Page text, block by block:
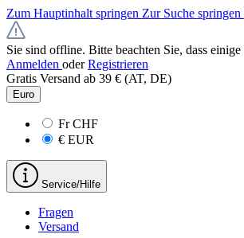
Zum Hauptinhalt springen Zur Suche springen
Sie sind offline. Bitte beachten Sie, dass
Anmelden oder Registrieren
Gratis Versand ab 39 € (AT, DE)
Euro
FrCHF
€ EUR
Service/Hilfe
Fragen
Versand